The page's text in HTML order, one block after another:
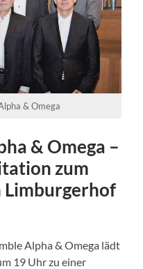
& Omega
& Omega –
zum
Limburgerhof
Alpha & Omega lädt
19 Uhr zu einer